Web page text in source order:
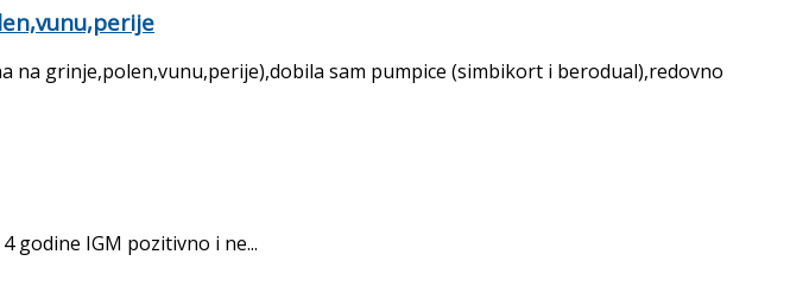
grinje,polen,vunu,perije),dobila sam pumpice (simbikort i berodual),redovno
godine IGM pozitivno i ne...